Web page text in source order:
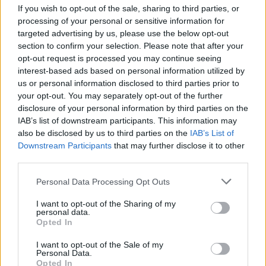
If you wish to opt-out of the sale, sharing to third parties, or
processing of your personal or sensitive information for
targeted advertising by us, please use the below opt-out
section to confirm your selection. Please note that after your
opt-out request is processed you may continue seeing
interest-based ads based on personal information utilized by
us or personal information disclosed to third parties prior to
your opt-out. You may separately opt-out of the further
disclosure of your personal information by third parties on the
IAB’s list of downstream participants. This information may
also be disclosed by us to third parties on the IAB’s List of
Downstream Participants that may further disclose it to other
Personal Data Processing Opt Outs
I want to opt-out of the Sharing of my
personal data.
Opted In
I want to opt-out of the Sale of my
Personal Data.
Opted In
wcześniej z Anonymo Esports Arek "Vegi" Nawojski i
Łukasz "mwlky" Pachucki, a także uczestnik Majora w
barwach PENTY, Kevin "HS" Tarn. Z kolei obowiązki
szkoleniowca przejął były członek Dignitas, Jesper
"tenzki" Plougmann, podczas gdy Mikołaj "turtle"
Dziedzic mianowany został jego asystentem. W takim
ustawieniu drużynie niespodziewanie udało się
awansować doESL Pro League Season 18 ! Potem
pojawiły się nawet oferty, w tym odbelgijskiej
organizacji HEET , ale finalnie polsko-estońska piątka
do CS-owej ligi mistrzów przystąpiła bez wsparcia
zewnętrznej marki. Gracze liczyli bowiem, że udany
występ zapewni im jeszcze lepsze możliwości.
Przygoda ORKS z ESL Pro League była jednak krótka.
Porażki kolejno z Teamem Vitality, Astralis oraz
Grayhound Gaming sprawiły, że drużyna wylądowała za
burtą. A teraz wiele wskazuje, że ekipa może już nie
pojawić się wspólnie na serwerze. Jak bowiem podają